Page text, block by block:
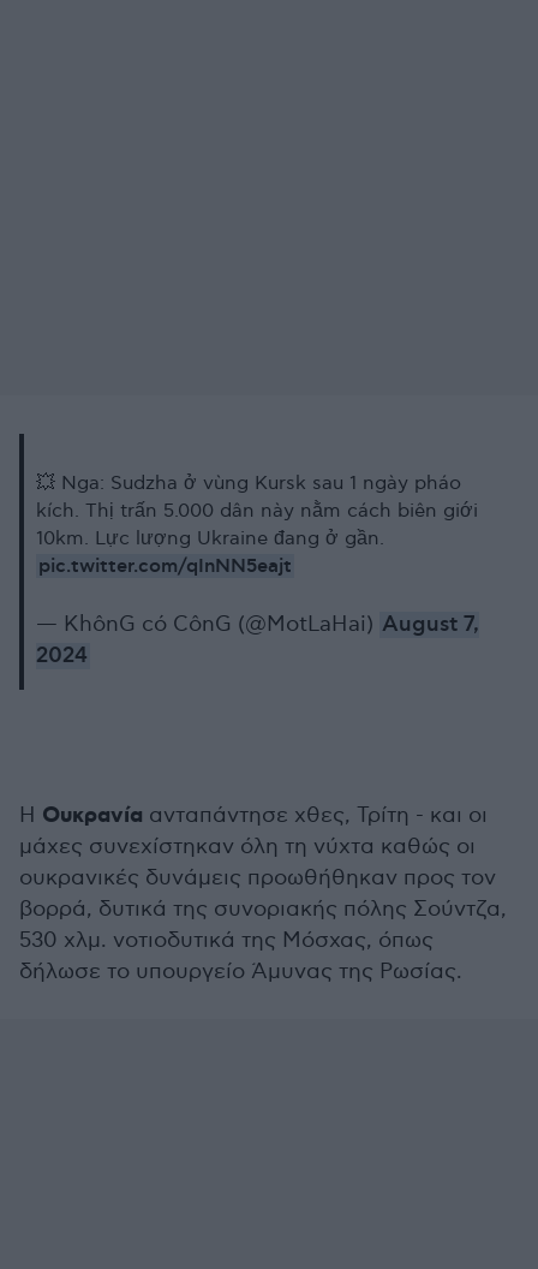
💥 Nga: Sudzha ở vùng Kursk sau 1 ngày pháo
kích. Thị trấn 5.000 dân này nằm cách biên giới
10km. Lực lượng Ukraine đang ở gần.
pic.twitter.com/qInNN5eajt
— KhônG có CônG (@MotLaHai) August 7,
2024
Η Ουκρανία ανταπάντησε χθες, Τρίτη - και οι
μάχες συνεχίστηκαν όλη τη νύχτα καθώς οι
ουκρανικές δυνάμεις προωθήθηκαν προς τον
βορρά, δυτικά της συνοριακής πόλης Σούντζα,
530 χλμ. νοτιοδυτικά της Μόσχας, όπως
δήλωσε το υπουργείο Άμυνας της Ρωσίας.